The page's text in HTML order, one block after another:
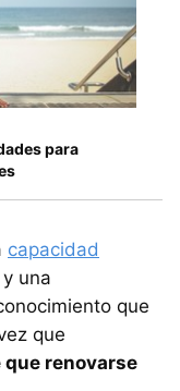
para
capacidad
y una
que
que
que renovarse